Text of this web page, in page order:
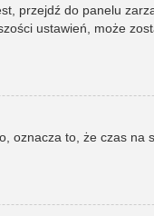
przejdź do panelu
ustawień, może
oznacza to, że czas